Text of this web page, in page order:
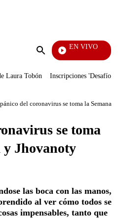
Enviar
EN VIVO
Santa Misa
Laura Tobón Inscripciones 'Desafío'
del coronavirus se toma la Semana
se toma
y Jhovanoty
las boca con las manos,
al ver cómo todos se
impensables, tanto que